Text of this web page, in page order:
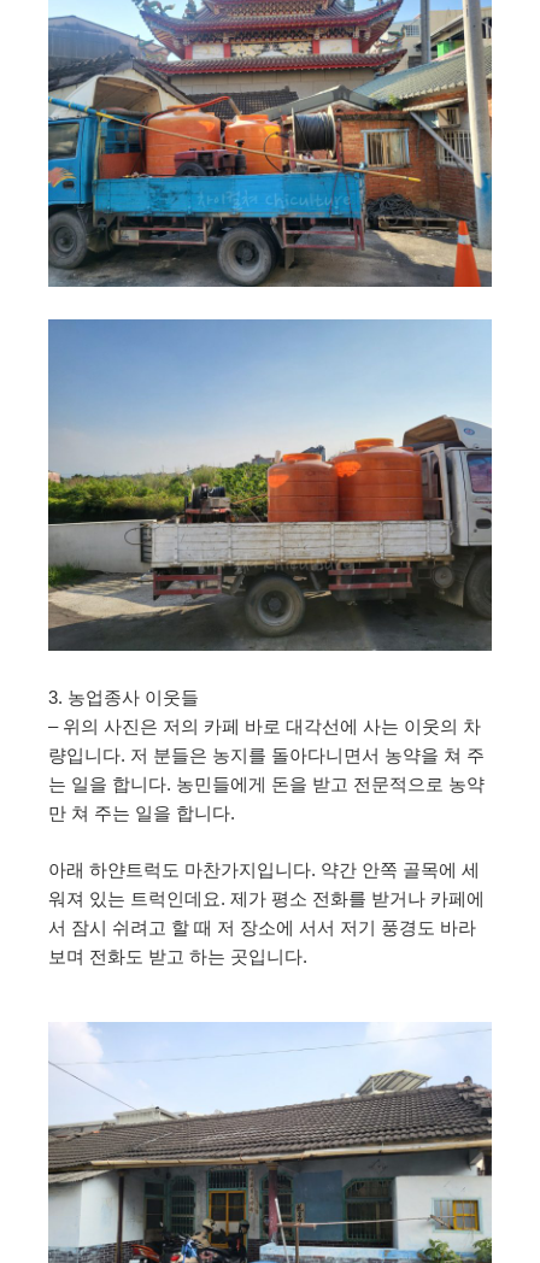
3. 농업종사 이웃들
– 위의 사진은 저의 카페 바로 대각선에 사는 이웃의 차
량입니다. 저 분들은 농지를 돌아다니면서 농약을 쳐 주
는 일을 합니다. 농민들에게 돈을 받고 전문적으로 농약
만 쳐 주는 일을 합니다.
아래 하얀트럭도 마찬가지입니다. 약간 안쪽 골목에 세
워져 있는 트럭인데요. 제가 평소 전화를 받거나 카페에
서 잠시 쉬려고 할 때 저 장소에 서서 저기 풍경도 바라
보며 전화도 받고 하는 곳입니다.